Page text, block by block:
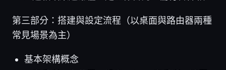
第三部分：搭建與設定流程（以桌面與路由器兩種
常見場景為主）
基本架構概念